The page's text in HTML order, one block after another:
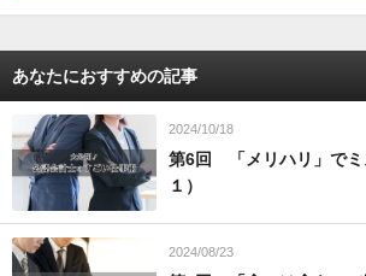
あなたにおすすめの記事
2024/10/18
第6回 「メリハリ」でミ
１）
2024/08/23